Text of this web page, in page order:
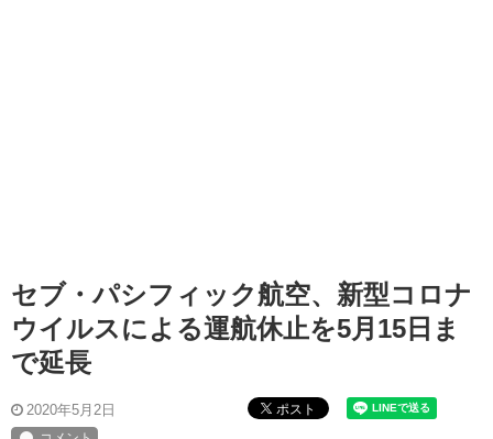
セブ・パシフィック航空、新型コロナ
ウイルスによる運航休止を5月15日ま
で延長
2020年5月2日 ポスト